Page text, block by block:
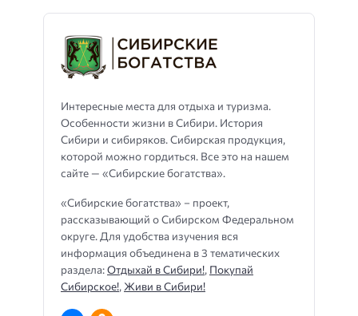
Интересные места для отдыха и туризма.
Особенности жизни в Сибири. История
Сибири и сибиряков. Сибирская продукция,
которой можно гордиться. Все это на нашем
сайте — «Сибирские богатства».
«Сибирские богатства» – проект,
рассказывающий о Сибирском Федеральном
округе. Для удобства изучения вся
информация объединена в 3 тематических
раздела:Отдыхай в Сибири!, Покупай
Сибирское!, Живи в Сибири!